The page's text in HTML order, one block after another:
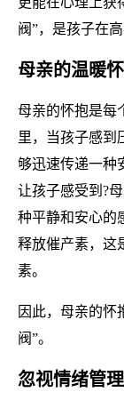
阀”，是孩子在
母亲的温暖
母亲的怀抱是每
里，当孩子感到
够迅速传递一种
让孩子感受到?
种平静和安心的
释放催产素，这
素。
因此，母亲的怀
阀”。
忽视情绪管